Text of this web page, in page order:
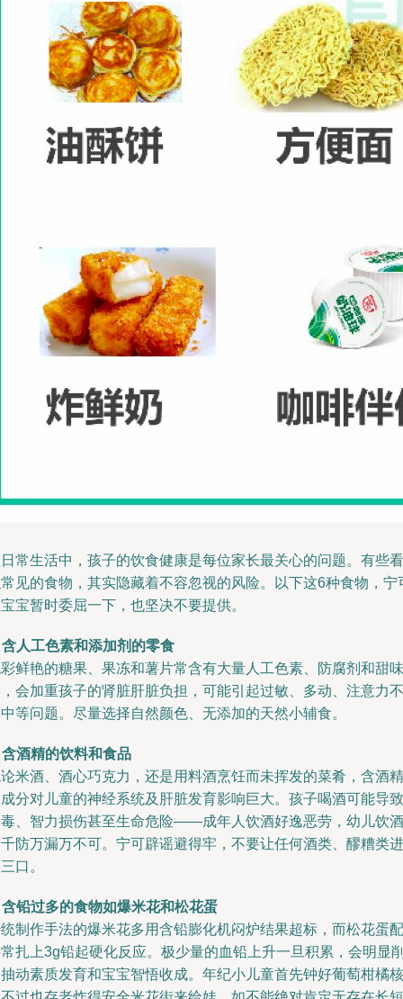
常生活中，孩子的饮食健康是每位家长最关心的问题。有些看
见的食物，其实隐藏着不容忽视的风险。以下这6种食物，宁
宝暂时委屈一下，也坚决不要提供。
人工色素和添加剂的零食
鲜艳的糖果、果冻和薯片常含有大量人工色素、防腐剂和甜味
会加重孩子的肾脏肝脏负担，可能引起过敏、多动、注意力不
等问题。尽量选择自然颜色、无添加的天然小辅食。
酒精的饮料和食品
米酒、酒心巧克力，还是用料酒烹饪而未挥发的菜肴，含酒精
分对儿童的神经系统及肝脏发育影响巨大。孩子喝酒可能导致
、智力损伤甚至生命危险——成年人饮酒好逸恶劳，幼儿饮酒
防万漏万不可。宁可辟谣避得牢，不要让任何酒类、醪糟类进
口。
铅过多的食物如爆米花和松花蛋
制作手法的爆米花多用含铅膨化机闷炉结果超标，而松花蛋配
扎上3g铅起硬化反应。极少量的血铅上升一旦积累，会明显
动素质发育和宝宝智悟收成。年纪小儿童首先钟好葡萄柑橘核